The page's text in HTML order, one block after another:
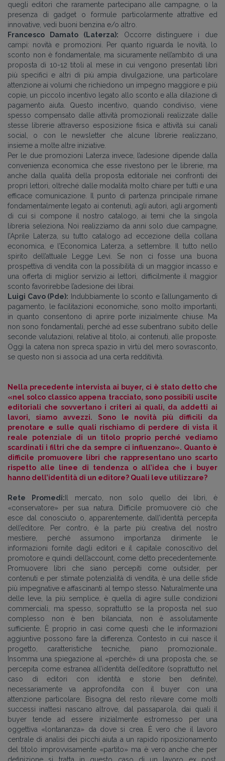
quegli editori che raramente partecipano alle campagne, o la
presenza di gadget o formule particolarmente attrattive ed
innovative, vedi buoni benzina e/o altro.
Francesco Damato (Laterza): Occorre distinguere i due
campi: novità e promozioni. Per quanto riguarda le novità, lo
sconto non è fondamentale, ma sicuramente nell’ambito di una
proposta di 10-12 titoli al mese in cui vengono presentati libri
più specifici e altri di più ampia divulgazione, una particolare
attenzione ai volumi che richiedono un impegno maggiore e più
copie, un piccolo incentivo legato allo sconto e alla dilazione di
pagamento aiuta. Questo incentivo, quando condiviso, viene
spesso compensato dalle attività promozionali realizzate dalle
stesse librerie attraverso esposizione fisica e attività sui canali
social, o con le newsletter che alcune librerie realizzano,
insieme a molte altre iniziative.
Per le due promozioni Laterza invece, l’adesione dipende dalla
convenienza economica che esse rivestono per le librerie, ma
anche dalla qualità della proposta editoriale nei confronti dei
propri lettori, oltreché dalle modalità molto chiare per tutti e una
efficace comunicazione. Il punto di partenza principale rimane
fondamentalmente legato ai contenuti, agli autori, agli argomenti
di cui si compone il nostro catalogo, ai temi che la singola
libreria seleziona. Noi realizziamo da anni solo due campagne,
l’Aprile Laterza, su tutto catalogo ad eccezione della collana
economica, e l’Economica Laterza, a settembre. Il tutto nello
spirito dell’attuale Legge Levi. Se non ci fosse una buona
prospettiva di vendita con la possibilità di un maggior incasso e
una offerta di miglior servizio ai lettori, difficilmente il maggior
sconto favorirebbe l’adesione dei librai.
Luigi Cavo (Pde): Indubbiamente lo sconto e l’allungamento di
pagamento, le facilitazioni economiche, sono molto importanti,
in quanto consentono di aprire porte inizialmente chiuse. Ma
non sono fondamentali, perché ad esse subentrano subito delle
seconde valutazioni, relative al titolo, ai contenuti, alle proposte.
Oggi la catena non spreca spazio in virtù del mero sovrasconto,
se questo non si associa ad una certa redditività.
Nella precedente intervista ai buyer, ci è stato detto che
«nel solco classico appena tracciato, sono possibili uscite
editoriali che sovvertano i criteri ai quali, da addetti ai
lavori, siamo avvezzi. Sono le novità più difficili da
prenotare e sulle quali rischiamo di perdere di vista il
reale potenziale di un titolo proprio perché vediamo
scardinati i filtri che da sempre ci influenzano». Quanto è
difficile promuovere libri che rappresentano uno scarto
rispetto alle linee di tendenza o all’idea che i buyer
hanno dell’identità di un editore? Quali leve utilizzare?
Rete Promedi: Il mercato, non solo quello dei libri, è
«conservatore» per sua natura. Difficile promuovere ciò che
esce dal conosciuto o, apparentemente, dall’identità percepita
dell’editore. Per contro, è la parte più creativa del nostro
mestiere, perché assumono importanza dirimente le
informazioni fornite dagli editori e il capitale conoscitivo del
promotore e quindi dell’account, come detto precedentemente.
Promuovere libri che siano percepiti come outsider, per
contenuti e per stimate potenzialità di vendita, è una delle sfide
più impegnative e affascinanti al tempo stesso. Naturalmente una
delle leve, la più semplice, è quella di agire sulle condizioni
commerciali, ma spesso, soprattutto se la proposta nel suo
complesso non è ben bilanciata, non è assolutamente
sufficiente. È proprio in casi come questi che le informazioni
aggiuntive possono fare la differenza. Contesto in cui nasce il
progetto, caratteristiche tecniche, piano promozionale…
Insomma una spiegazione al «perché» di una proposta che, se
percepita come estranea all’identità dell’editore (soprattutto nel
caso di editori con identità e storie ben definite),
necessariamente va approfondita con il buyer con una
attenzione particolare. Bisogna del resto rilevare come molti
successi inattesi nascano altrove, dal passaparola, dai quali il
buyer tende ad essere inizialmente estromesso per una
oggettiva «lontananza» da dove si crea. È vero che il lavoro
centrale di analisi dei picchi aiuta a un rapido riposizionamento
del titolo improvvisamente «partito» ma è vero anche che per